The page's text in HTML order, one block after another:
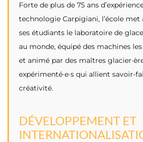
Forte de plus de 75 ans
technologie Carpigiani, l’école met
ses étudiants le laboratoire de
au monde, équipé des machines
et animé par des maîtres
expérimenté·e·s qui allient savoir-
créativité.
DÉVELOPPEMENT ET